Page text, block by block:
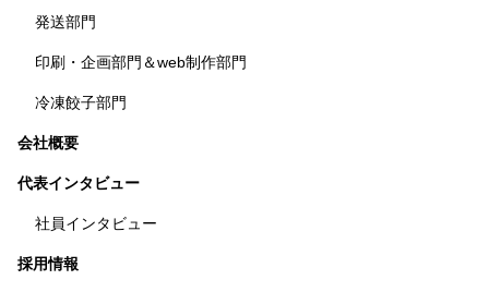
発送部門
印刷・企画部門＆web制作部門
冷凍餃子部門
会社概要
代表インタビュー
社員インタビュー
採用情報